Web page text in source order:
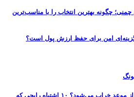
چگونه بهترین انتخاب را با مناسب‌ترین
گزینه‌ای امن برای حفظ ارزش پول است؟
چرا باتری خودرو زودتر از موعد خراب می‌شود؟ ۱۰ اشتباه رایجی که